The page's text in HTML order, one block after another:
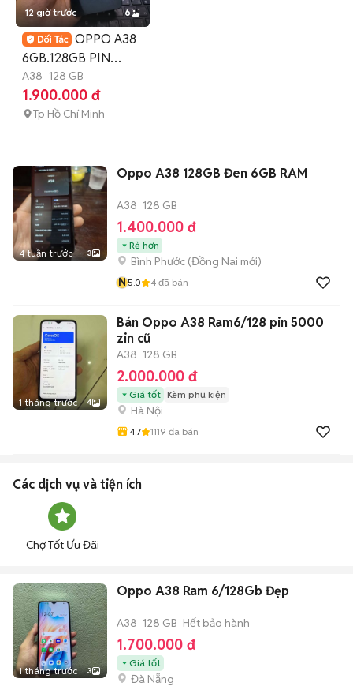
12 giờ trước 6
OPPO A38
6GB.128GB PIN
5000 HELIO G85
ZIN FULL CN
A38 128 GB
1.900.000 đ
Tp Hồ Chí Minh
4 tuần trước 3
Oppo A38 128GB Đen 6GB RAM
A38 128 GB
1.400.000 đ
Rẻ hơn
Bình Phước (Đồng Nai mới)
N5.0 4 đã bán
1 tháng trước 4
Bán Oppo A38 Ram6/128 pin 5000
zin cũ
A38 128 GB
2.000.000 đ
Giá tốt Kèm phụ kiện
Hà Nội
4.7 1119 đã bán
Các dịch vụ và tiện ích
Chợ Tốt Ưu Đãi
1 tháng trước 3
Oppo A38 Ram 6/128Gb Đẹp
A38 128 GB Hết bảo hành
1.700.000 đ
Giá tốt
Đà Nẵng